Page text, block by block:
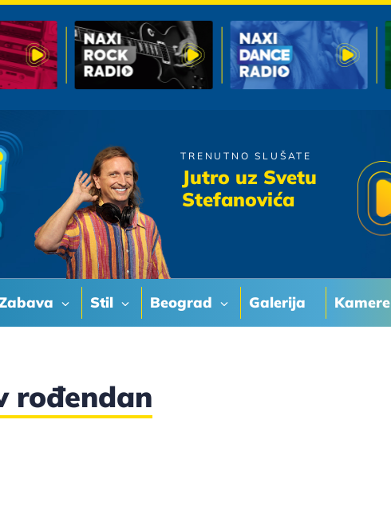
Stil Beograd Galerija Kamere
TRENUTNO SLUŠATE
Jutro uz Svetu
Stefanovića
Magazin
S Druge Strane Mjeseca
rođendan